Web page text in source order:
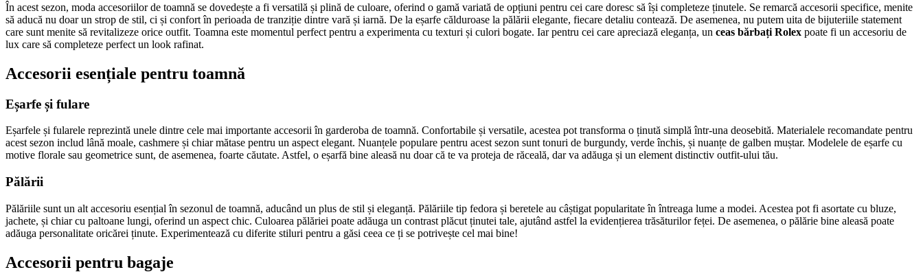
În acest sezon, moda accesoriilor de toamnă se dovedește a fi versatilă și plină de culoare, oferind o gamă variată de opțiuni pentru cei care doresc să își completeze ținutele. Se remarcă accesorii specifice, menite
să aducă nu doar un strop de stil, ci și confort în perioada de tranziție dintre vară și iarnă. De la eșarfe călduroase la pălării elegante, fiecare detaliu contează. De asemenea, nu putem uita de bijuteriile statement
care sunt menite să revitalizeze orice outfit. Toamna este momentul perfect pentru a experimenta cu texturi și culori bogate. Iar pentru cei care apreciază eleganța, un ceas bărbați Rolex poate fi un accesoriu de
lux care să completeze perfect un look rafinat.
Accesorii esențiale pentru toamnă
Eșarfe și fulare
Eșarfele și fularele reprezintă unele dintre cele mai importante accesorii în garderoba de toamnă. Confortabile și versatile, acestea pot transforma o ținută simplă într-una deosebită. Materialele recomandate pentru
acest sezon includ lână moale, cashmere și chiar mătase pentru un aspect elegant. Nuanțele populare pentru acest sezon sunt tonuri de burgundy, verde închis, și nuanțe de galben muștar. Modelele de eșarfe cu
motive florale sau geometrice sunt, de asemenea, foarte căutate. Astfel, o eșarfă bine aleasă nu doar că te va proteja de răceală, dar va adăuga și un element distinctiv outfit-ului tău.
Pălării
Pălăriile sunt un alt accesoriu esențial în sezonul de toamnă, aducând un plus de stil și eleganță. Pălăriile tip fedora și beretele au câștigat popularitate în întreaga lume a modei. Acestea pot fi asortate cu bluze,
jachete, și chiar cu paltoane lungi, oferind un aspect chic. Culoarea pălăriei poate adăuga un contrast plăcut ținutei tale, ajutând astfel la evidențierea trăsăturilor feței. De asemenea, o pălărie bine aleasă poate
adăuga personalitate oricărei ținute. Experimentează cu diferite stiluri pentru a găsi ceea ce ți se potrivește cel mai bine!
Accesorii pentru bagaje